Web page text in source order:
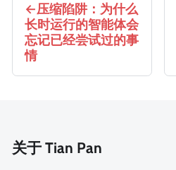
压缩陷阱：为什么
长时运行的智能体会
忘记已经尝试过的事
情
关于 Tian Pan